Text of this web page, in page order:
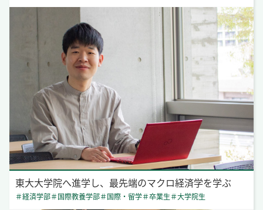
東大大学院へ進学し、最先端のマクロ経済学を学ぶ
＃経済学部＃国際教養学部＃国際・留学＃卒業生＃大学院生